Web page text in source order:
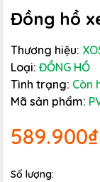
Đồng hồ
Thương hiệu:
Loại: ĐỒNG HỒ
Tình trạng: Còn
Mã sản phẩm:
589.900₫
Số lượng: